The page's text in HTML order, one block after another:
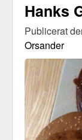
Hanks
Publicerat
Orsander